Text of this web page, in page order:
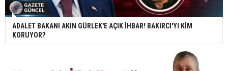
ADALET BAKANI AKIN GÜRLEK'E AÇIK İHBAR! BAKIRCI'YI KİM
KORUYOR?